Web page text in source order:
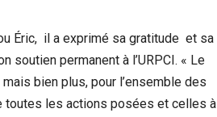
Éric, il a exprimé sa gratitude et sa
soutien permanent à l’URPCI. « Le
bien plus, pour l’ensemble des
toutes les actions posées et celles à